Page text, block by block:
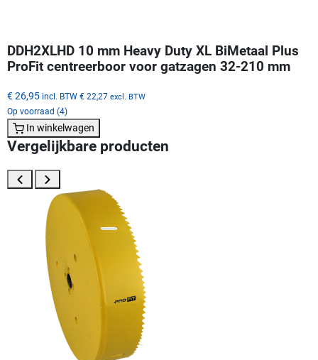
DDH2XLHD 10 mm Heavy Duty XL BiMetaal Plus
ProFit centreerboor voor gatzagen 32-210 mm
€ 26,95 incl. BTW € 22,27 excl. BTW
Op voorraad (4)
In winkelwagen
Vergelijkbare producten